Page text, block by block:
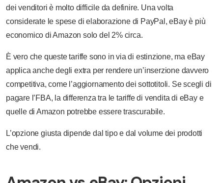
dei venditori è molto difficile da definire. Una volta
considerate le spese di elaborazione di PayPal, eBay è più
economico di Amazon solo del 2% circa.
È vero che queste tariffe sono in via di estinzione, ma eBay
applica anche degli extra per rendere un’inserzione davvero
competitiva, come l’aggiornamento dei sottotitoli. Se scegli di
pagare l’FBA, la differenza tra le tariffe di vendita di eBay e
quelle di Amazon potrebbe essere trascurabile.
L’opzione giusta dipende dal tipo e dal volume dei prodotti
che vendi.